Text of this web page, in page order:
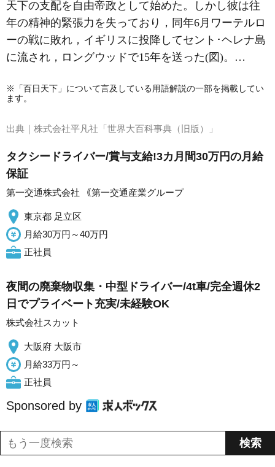
天下の支配を自由帝政として始めた。しかし彼は往
年の精神的緊張力を失っており，同年6月 ワーテルロ
ーの戦に敗れ，イギリスに投降してセント･ヘレナ島
に流され，ロングウッドで15年を送った(図)。…
※「百日天下」について言及している用語解説の一部を掲載してい
ます。
出典｜ 株式会社平凡社「世界大百科事典（旧版）」
タクシードライバー/賞与支給!3カ月間30万円の月給
保証
第一交通株式会社 ｟第一交通産業グループ
東京都 足立区
月給30万円～40万円
正社員
夜間の廃棄物収集・中型ドライバー/4t車/完全週休2
日でプライベート充実/未経験OK
株式会社スカット
大阪府 大阪市
月給33万円～
正社員
Sponsored by